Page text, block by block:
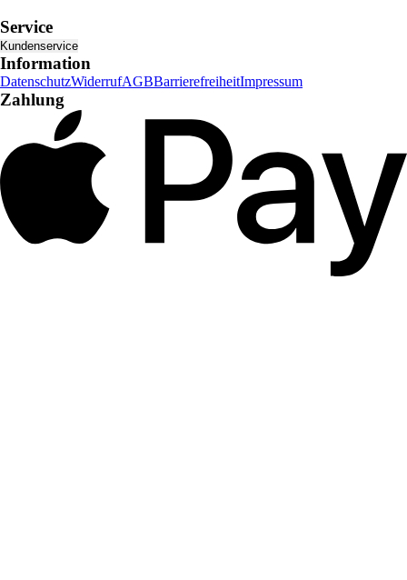
Service
Kundenservice
Information
DatenschutzWiderrufAGBBarrierefreiheitImpressum
Zahlung